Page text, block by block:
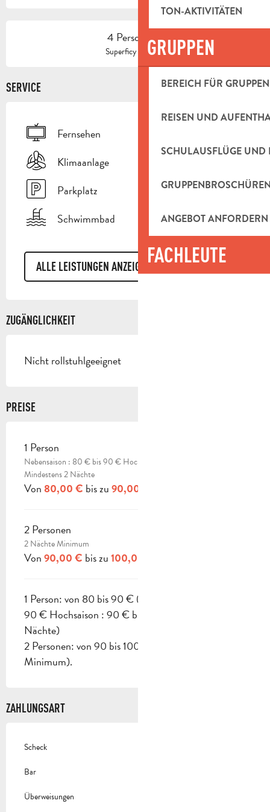
TON-AKTIVITÄTEN
GRUPPEN
BEREICH FÜR GRUPPEN
REISEN UND
SCHULAUSFLÜGE UND
ANGEBOT ANFORDERN
FACHLEUTE
4 Person(en)
Superficy : 30 m2
SERVICE
Fernsehen
Klimaanlage
Parkplatz
Schwimmbad
ALLE LEISTUNGEN ANZEIGEN
ZUGÄNGLICHKEIT
Nicht rollstuhlgeeignet
PREISE
PREISE 2026
1 Person
Nebensaison : 80 € bis 90 € Hochsaison : 90 € bis 100 € -
Mindestens 2 Nächte
Von 80,00 € bis zu 90,00 €
2 Personen
2 Nächte Minimum
Von 90,00 € bis zu 100,00 €
1 Person: von 80 bis 90 € (Nebensaison : 80 € bis
90 € Hochsaison : 90 € bis 100 € - Mindestens 2
Nächte)
2 Personen: von 90 bis 100 € (2 Nächte
Minimum).
ZAHLUNGSART
Scheck
Bar
Überweisungen